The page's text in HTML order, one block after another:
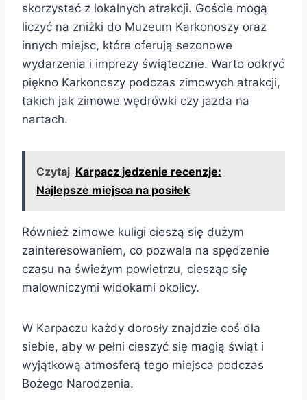
skorzystać z lokalnych atrakcji. Goście mogą
liczyć na zniżki do Muzeum Karkonoszy oraz
innych miejsc, które oferują sezonowe
wydarzenia i imprezy świąteczne. Warto odkryć
piękno Karkonoszy podczas zimowych atrakcji,
takich jak zimowe wędrówki czy jazda na
nartach.
Czytaj Karpacz jedzenie recenzje:
Najlepsze miejsca na posiłek
Również zimowe kuligi cieszą się dużym
zainteresowaniem, co pozwala na spędzenie
czasu na świeżym powietrzu, ciesząc się
malowniczymi widokami okolicy.
W Karpaczu każdy dorosły znajdzie coś dla
siebie, aby w pełni cieszyć się magią świąt i
wyjątkową atmosferą tego miejsca podczas
Bożego Narodzenia.